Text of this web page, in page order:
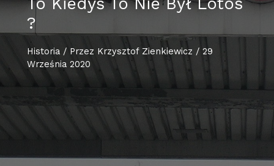
?
Historia/ Przez Krzysztof Zienkiewicz / 29
Września 2020